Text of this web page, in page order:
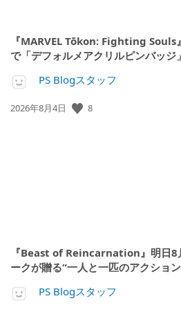
『MARVEL Tōkon: Fighting Souls
で「デフォルメアクリルピンバッジ
PS Blogスタッフ
公
2026年8月4日 8
『Beast of Reincarnation』明日8
ークが贈る“一人と一匹のアクション
PS Blogスタッフ